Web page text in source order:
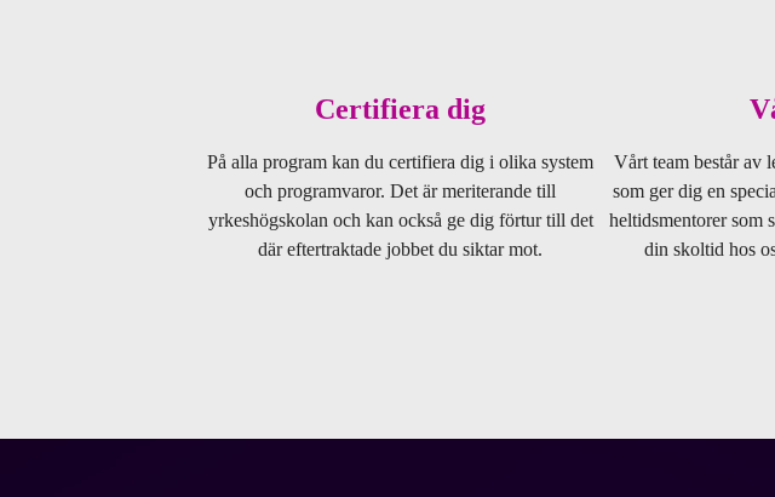
Certifiera dig
På alla program kan du certifiera dig i olika system
och programvaror. Det är meriterande till
yrkeshögskolan och kan också ge dig förtur till det
där eftertraktade jobbet du siktar mot.
Vårt team består av
som ger dig en
heltidsmentorer som
din skoltid hos